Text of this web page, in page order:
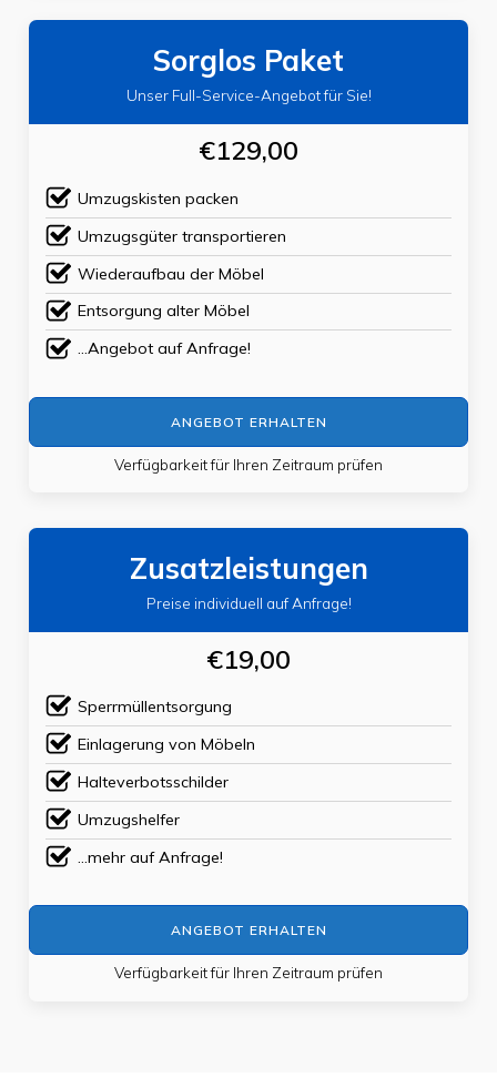
Sorglos Paket
Unser Full-Service-Angebot für Sie!
€129,00
Umzugskisten packen
Umzugsgüter transportieren
Wiederaufbau der Möbel
Entsorgung alter Möbel
...Angebot auf Anfrage!
ANGEBOT ERHALTEN
Verfügbarkeit für Ihren Zeitraum prüfen
Zusatzleistungen
Preise individuell auf Anfrage!
€19,00
Sperrmüllentsorgung
Einlagerung von Möbeln
Halteverbotsschilder
Umzugshelfer
...mehr auf Anfrage!
ANGEBOT ERHALTEN
Verfügbarkeit für Ihren Zeitraum prüfen